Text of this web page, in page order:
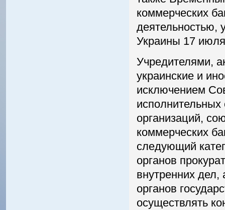
коммерческих
деятельностью,
Украины 17
Учредителями,
украинские и
исключением
организаций,
коммерческих
следующий
органов
внутренних дел,
органов
осуществлять